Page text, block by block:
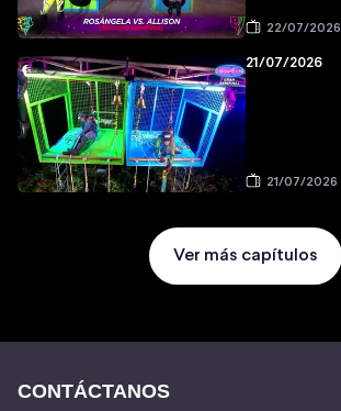
22/07/2026
21/07/2026
21/07/2026
Ver más capítulos
CONTÁCTANOS